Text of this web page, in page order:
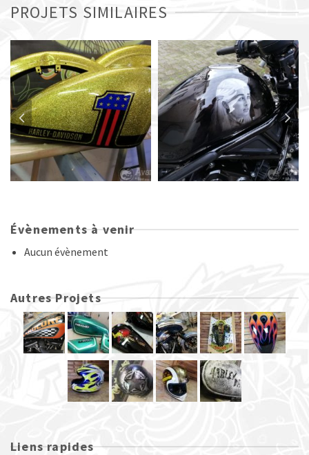
PROJETS SIMILAIRES
Évènements à venir
Aucun évènement
Autres Projets
Liens rapides